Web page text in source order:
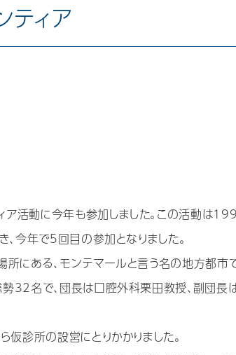
ィア
活動に今年も参加しました。この活動は
今年で5回目の参加となりました。
にある、モンテマールと言う名の地方都市
32名で、団長は口腔外科栗田教授、副団長
診所の設営にとりかかりました。